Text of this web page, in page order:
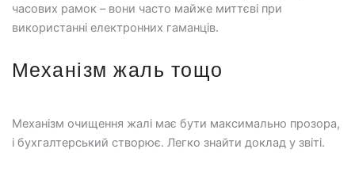
часових рамок – вони часто майже миттєві при
використанні електронних гаманців.
Механізм жаль тощо
Механізм очищення жалі має бути максимально прозора,
і бухгалтерський створює. Легко знайти доклад у звіті.